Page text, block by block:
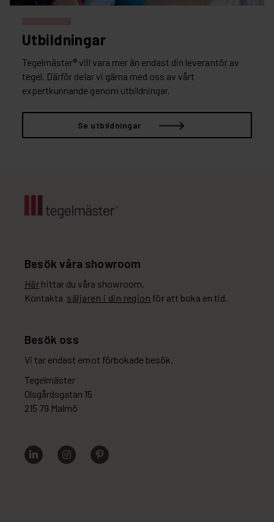
Utbildningar
Tegelmäster® vill vara mer än endast din leverantör av
tegel. Därför delar vi gärna med oss av vårt
expertkunnande genom utbildningar.
Se utbildningar
Besök våra showroom
Här hittar du våra showroom.
Kontakta säljaren i din region för att boka en tid.
Besök oss
Vi tar endast emot förbokade besök.
Tegelmäster
Olsgårdsgatan 15
215 79 Malmö